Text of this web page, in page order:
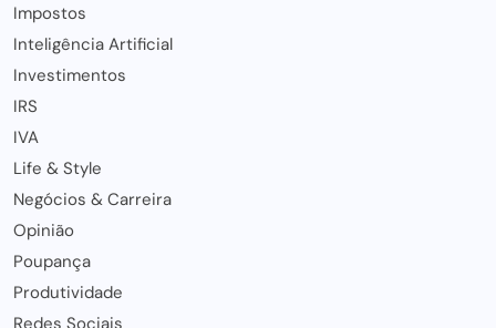
Impostos
Inteligência Artificial
Investimentos
IRS
IVA
Life & Style
Negócios & Carreira
Opinião
Poupança
Produtividade